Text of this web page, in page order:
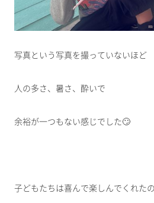
写真という写真を撮っていないほど
人の多さ、暑さ、酔いで
余裕が一つもない感じでした🙄
子どもたちは喜んで楽しんでくれた